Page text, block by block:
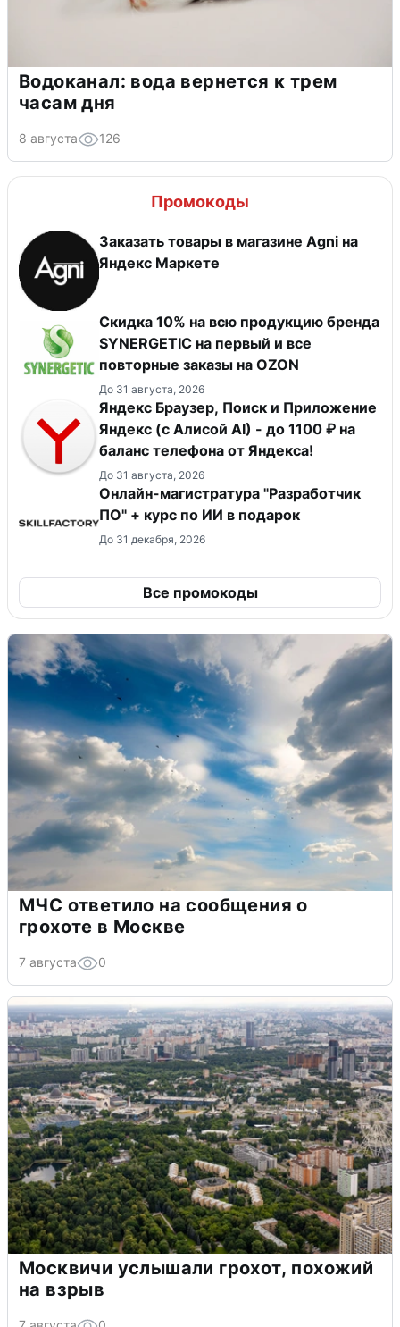
Водоканал: вода вернется к трем
часам дня
8 августа 126
Промокоды
Заказать товары в магазине Agni на
Яндекс Маркете
Скидка 10% на всю продукцию бренда
SYNERGETIC на первый и все
повторные заказы на OZON
До 31 августа, 2026
Яндекс Браузер, Поиск и Приложение
Яндекс (с Алисой AI) - до 1100 ₽ на
баланс телефона от Яндекса!
До 31 августа, 2026
Онлайн-магистратура "Разработчик
ПО" + курс по ИИ в подарок
До 31 декабря, 2026
Все промокоды
МЧС ответило на сообщения о
грохоте в Москве
7 августа 0
Москвичи услышали грохот, похожий
на взрыв